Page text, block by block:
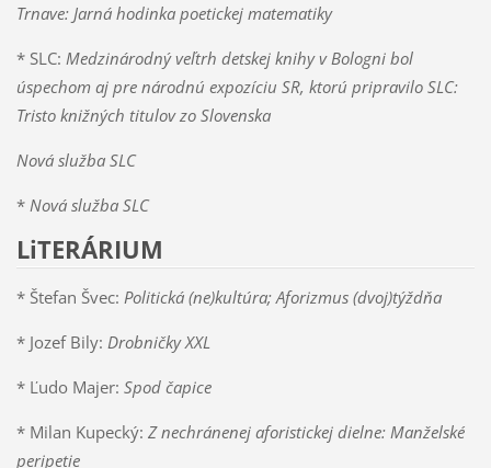
Trnave: Jarná hodinka poetickej matematiky
* SLC: Medzinárodný veľtrh detskej knihy v Bologni bol
úspechom aj pre národnú expozíciu SR, ktorú pripravilo SLC:
Tristo knižných titulov zo Slovenska
Nová služba SLC
* Nová služba SLC
LiTERÁRIUM
* Štefan Švec: Politická (ne)kultúra; Aforizmus (dvoj)týždňa
* Jozef Bily: Drobničky XXL
* Ľudo Majer: Spod čapice
* Milan Kupecký: Z nechránenej aforistickej dielne: Manželské
peripetie